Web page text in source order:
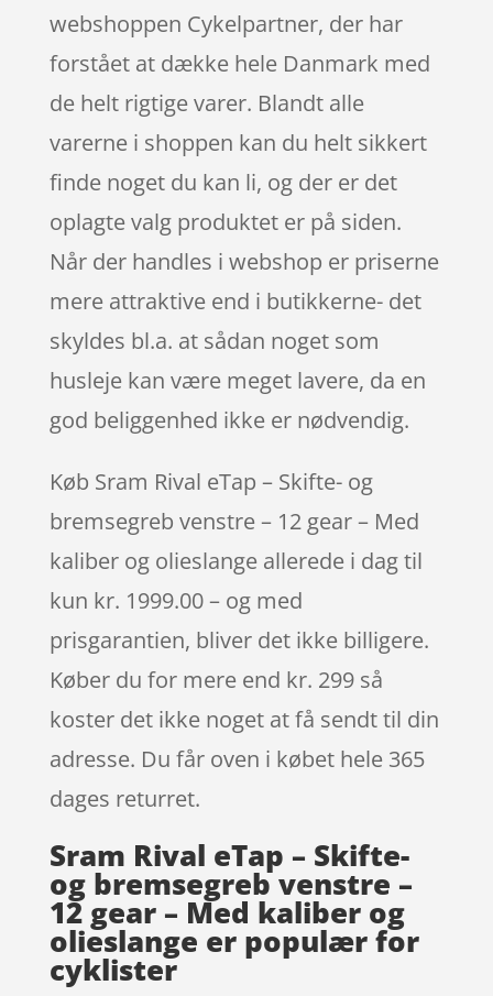
webshoppen Cykelpartner, der har
forstået at dække hele Danmark med
de helt rigtige varer. Blandt alle
varerne i shoppen kan du helt sikkert
finde noget du kan li, og der er det
oplagte valg produktet er på siden.
Når der handles i webshop er priserne
mere attraktive end i butikkerne- det
skyldes bl.a. at sådan noget som
husleje kan være meget lavere, da en
god beliggenhed ikke er nødvendig.
Køb Sram Rival eTap – Skifte- og
bremsegreb venstre – 12 gear – Med
kaliber og olieslange allerede i dag til
kun kr. 1999.00 – og med
prisgarantien, bliver det ikke billigere.
Køber du for mere end kr. 299 så
koster det ikke noget at få sendt til din
adresse. Du får oven i købet hele 365
dages returret.
Sram Rival eTap – Skifte-
og bremsegreb venstre –
12 gear – Med kaliber og
olieslange er populær for
cyklister